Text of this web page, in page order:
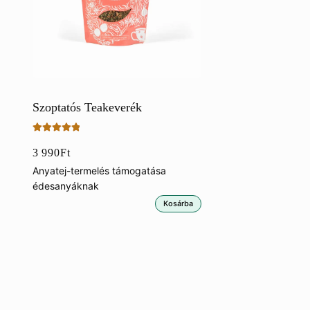
Szoptatós Teakeverék
5.00/ 5
3 990Ft
Anyatej-termelés támogatása
édesanyáknak
Kosárba